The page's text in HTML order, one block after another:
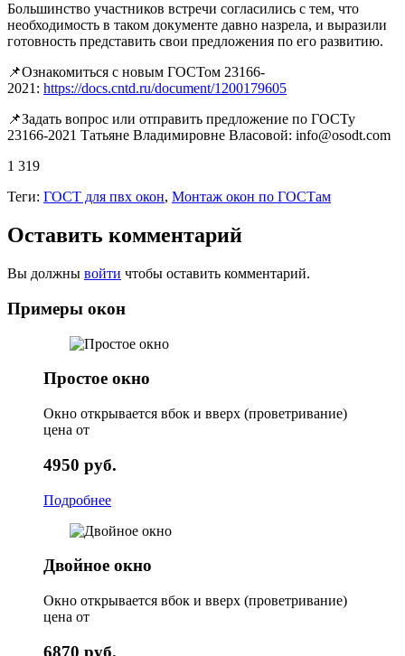
Большинство участников встречи согласились с тем, что
необходимость в таком документе давно назрела, и выразили
готовность представить свои предложения по его развитию.
📌Ознакомиться с новым ГОСТом 23166-
2021: https://docs.cntd.ru/document/1200179605
📌Задать вопрос или отправить предложение по ГОСТу
23166-2021 Татьяне Владимировне Власовой: info@osodt.com
1 319
Теги: ГОСТ для пвх окон, Монтаж окон по ГОСТам
Оставить комментарий
Вы должны войти чтобы оставить комментарий.
Примеры окон
Простое окно
Окно открывается вбок и вверх (проветривание)
цена от
4950 руб.
Подробнее
Двойное окно
Окно открывается вбок и вверх (проветривание)
цена от
6870 руб.